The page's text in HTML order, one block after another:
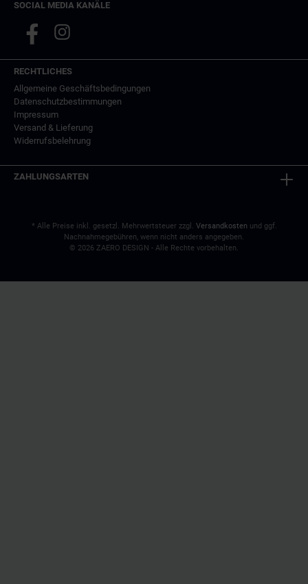
handelt sich um kein original BMW Produkt. Unsere
der Bayerischen Motoren Werke AG (BMW AG) oder
der BMW M GmbH.
SOCIAL MEDIA KANÄLE
RECHTLICHES
Allgemeine Geschäftsbedingungen
Datenschutzbestimmungen
Impressum
Versand & Lieferung
Widerrufsbelehrung
ZAHLUNGSARTEN
* Alle Preise inkl. gesetzl. Mehrwertsteuer zzgl. Versandkosten und ggf.
Nachnahmegebühren, wenn nicht anders angegeben.
© 2026 ZAERO DESIGN - Alle Rechte vorbehalten.